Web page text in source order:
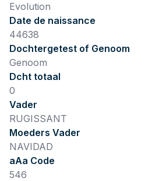
Evolution
Date de naissance
44638
Dochtergetest of Genoom
Genoom
Dcht totaal
0
Vader
RUGISSANT
Moeders Vader
NAVIDAD
aAa Code
546